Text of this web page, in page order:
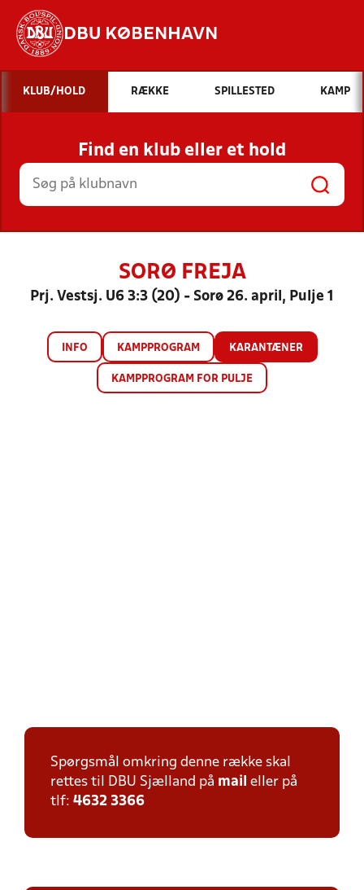
DBU KØBENHAVN
Hvad vil du søge efter?
INDHOLD OG NYHEDER
STILLINGER, RESULTATER, KLUBBER OG
HOLD
KLUB/HOLD RÆKKE SPILLESTED KAMP
Find en klub eller et hold
SORØ FREJA
Prj. Vestsj. U6 3:3 (20) - Sorø 26. april, Pulje 1
INFO KAMPPROGRAM KARANTÆNER
KAMPPROGRAM FOR PULJE
Spørgsmål omkring denne række skal
rettes til DBU Sjælland på mail eller på
tlf: 4632 3366